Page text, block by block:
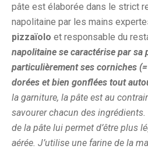
pâte est élaborée dans le strict
napolitaine par les mains
pizzaïolo et responsable du
napolitaine se caractérise par sa
particulièrement ses corniches
dorées et bien gonflées tout
la garniture, la pâte est au
savourer chacun des
de la pâte lui permet d’être plus
aérée. J’utilise une farine de la